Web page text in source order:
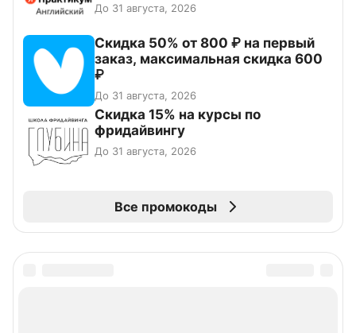
До 31 августа, 2026
Скидка 50% от 800 ₽ на первый
заказ, максимальная скидка 600
₽
До 31 августа, 2026
Скидка 15% на курсы по
фридайвингу
До 31 августа, 2026
Все промокоды